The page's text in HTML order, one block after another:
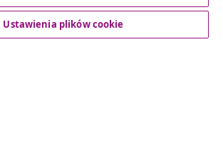
Ustawienia plików cookie